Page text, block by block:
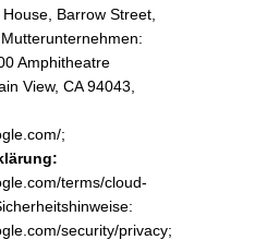
Barrow Street,
Amphitheatre
View, CA 94043,
;
terms/cloud-
security/privacy;